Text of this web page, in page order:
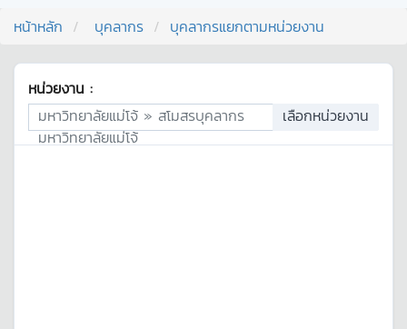
หน้าหลัก บุคลากร บุคลากรแยกตามหน่วยงาน
หน่วยงาน :
มหาวิทยาลัยแม่โจ้ » สโมสรบุคลากร
มหาวิทยาลัยแม่โจ้
เลือกหน่วยงาน